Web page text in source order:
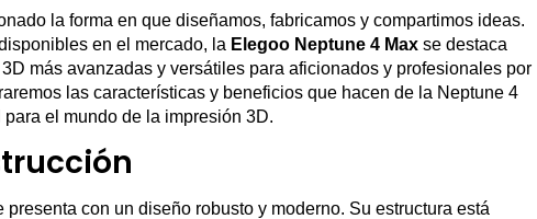
la forma en que diseñamos, fabricamos y compartimos ideas.
en el mercado, la Elegoo Neptune 4 Maxse destaca
más avanzadas y versátiles para aficionados y profesionales por
las características y beneficios que hacen de la Neptune 4
el mundo de la impresión 3D.
presenta con un diseño robusto y moderno. Su estructura está